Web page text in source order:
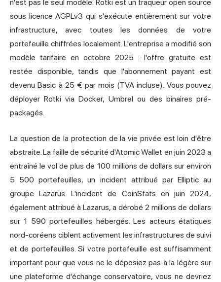
n'est pas le seul modèle. Rotki est un traqueur open source
sous licence AGPLv3 qui s'exécute entièrement sur votre
infrastructure, avec toutes les données de votre
portefeuille chiffrées localement. L'entreprise a modifié son
modèle tarifaire en octobre 2025 : l'offre gratuite est
restée disponible, tandis que l'abonnement payant est
devenu Basic à 25 € par mois (TVA incluse). Vous pouvez
déployer Rotki via Docker, Umbrel ou des binaires pré-
packagés.
La question de la protection de la vie privée est loin d'être
abstraite. La faille de sécurité d'Atomic Wallet en juin 2023 a
entraîné le vol de plus de 100 millions de dollars sur environ
5 500 portefeuilles, un incident attribué par Elliptic au
groupe Lazarus. L'incident de CoinStats en juin 2024,
également attribué à Lazarus, a dérobé 2 millions de dollars
sur 1 590 portefeuilles hébergés. Les acteurs étatiques
nord-coréens ciblent activement les infrastructures de suivi
et de portefeuilles. Si votre portefeuille est suffisamment
important pour que vous ne le déposiez pas à la légère sur
une plateforme d'échange conservatoire, vous ne devriez